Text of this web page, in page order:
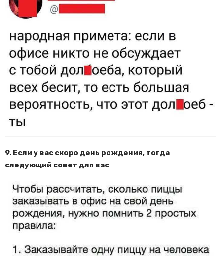
9. Если у вас скоро день рождения, тогда
следующий совет для вас